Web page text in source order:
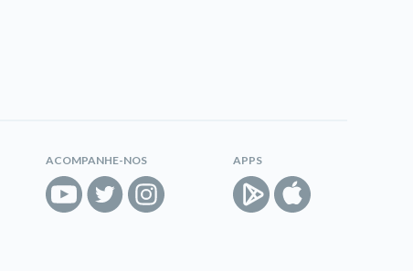
ACOMPANHE-NOS APPS